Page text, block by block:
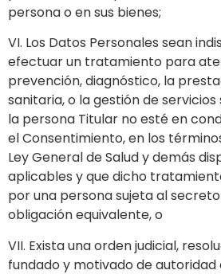
persona o en sus bienes;
VI. Los Datos Personales sean
efectuar un tratamiento para
prevención, diagnóstico, la
sanitaria, o la gestión de
la persona Titular no esté en
el Consentimiento, en los
Ley General de Salud y demás
aplicables y que dicho
por una persona sujeta al
obligación equivalente, o
VII. Exista una orden judicial,
fundado y motivado de